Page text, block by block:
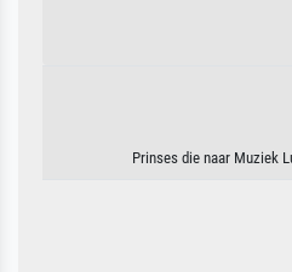
Prinses die naar Muziek